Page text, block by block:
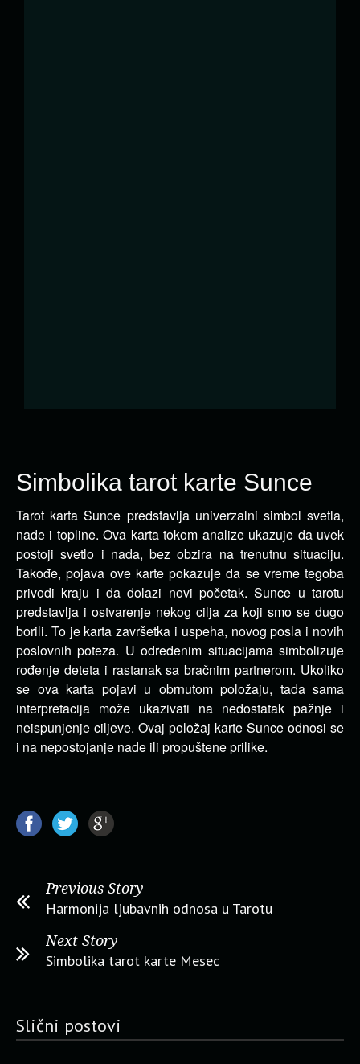
Simbolika tarot karte Sunce
Tarot karta Sunce predstavlja univerzalni simbol svetla,
nade i topline. Ova karta tokom analize ukazuje da uvek
postoji svetlo i nada, bez obzira na trenutnu situaciju.
Takođe, pojava ove karte pokazuje da se vreme tegoba
privodi kraju i da dolazi novi početak. Sunce u tarotu
predstavlja i ostvarenje nekog cilja za koji smo se dugo
borili. To je karta završetka i uspeha, novog posla i novih
poslovnih poteza. U određenim situacijama simbolizuje
rođenje deteta i rastanak sa bračnim partnerom. Ukoliko
se ova karta pojavi u obrnutom položaju, tada sama
interpretacija može ukazivati na nedostatak pažnje i
neispunjenje ciljeve. Ovaj položaj karte Sunce odnosi se
i na nepostojanje nade ili propuštene prilike.
Previous Story
Harmonija ljubavnih odnosa u Tarotu
Next Story
Simbolika tarot karte Mesec
Slični postovi